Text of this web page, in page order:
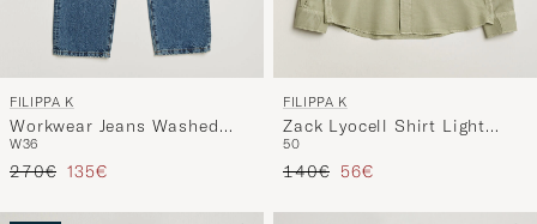
FILIPPA K
Workwear Jeans Washed
Mid Blue
W36
Regulärer Preis
270€ Reduzierter Preis
135€
FILIPPA K
Zack Lyocell Shirt Light
Green
50
Regulärer Preis
140€ Reduzierter Preis
56€